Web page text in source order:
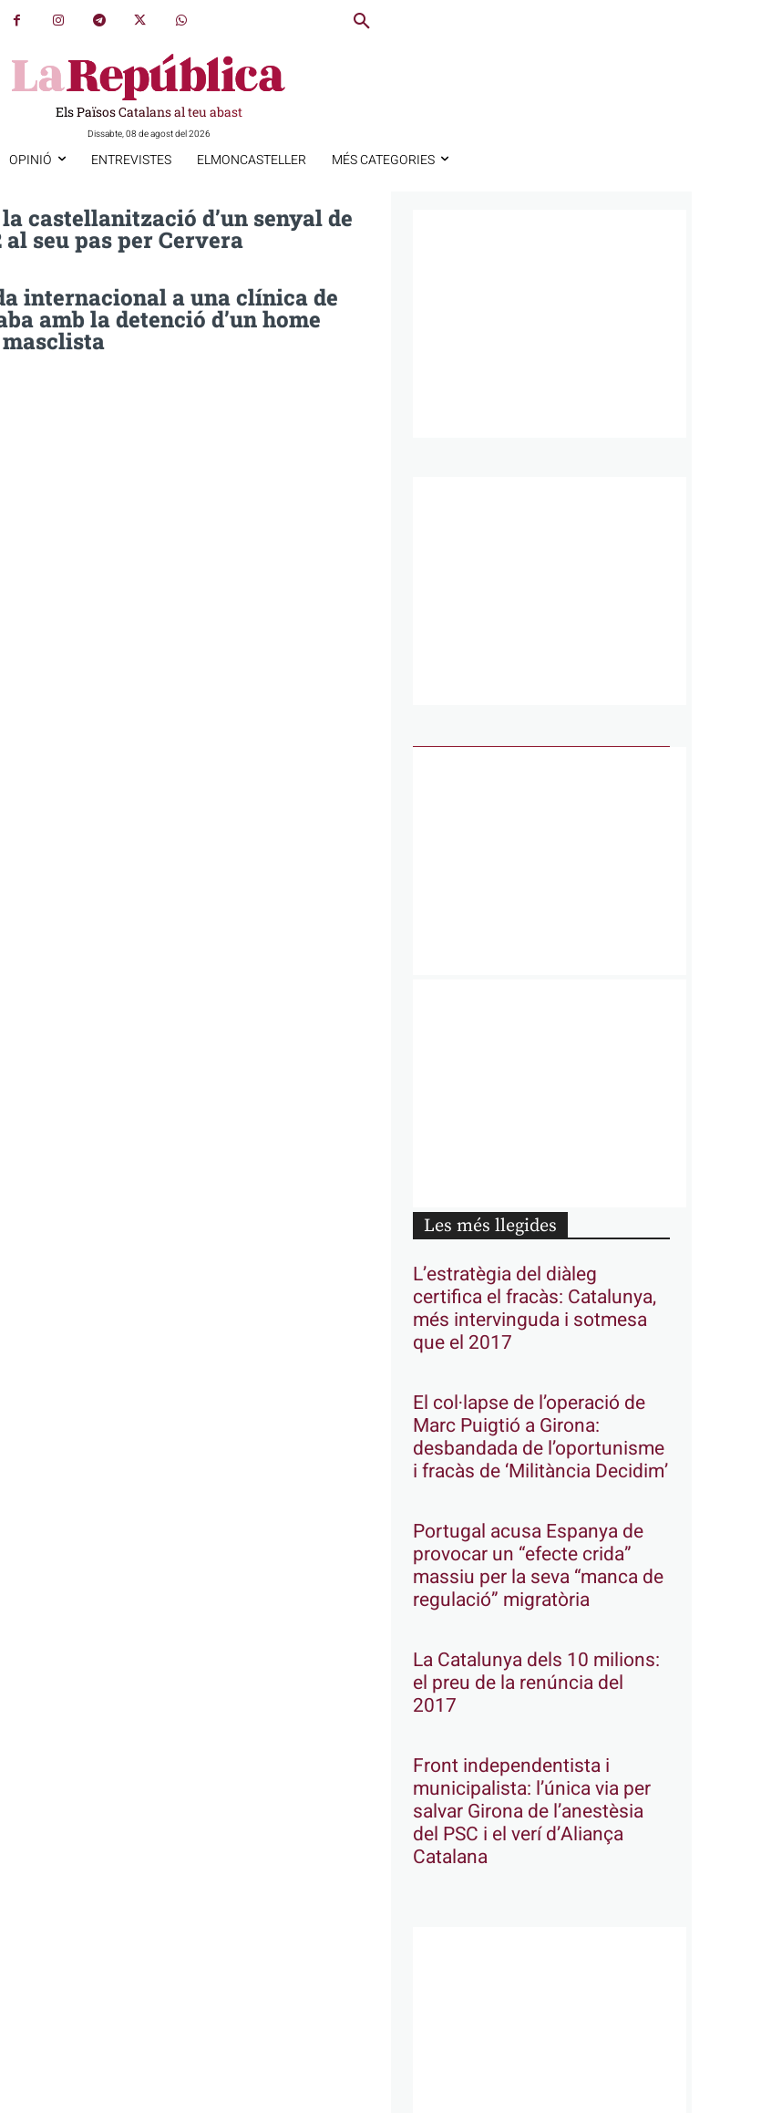
Els Països Catalans al teu abast
Dissabte, 08 de agost del 2026
OPINIÓ ENTREVISTES ELMONCASTELLER MÉS CATEGORIES
castellanització d’un senyal de
seu pas per Cervera
internacional a una clínica de
amb la detenció d’un home
Les més llegides
L’estratègia del diàleg
certifica el fracàs: Catalunya,
més intervinguda i sotmesa
que el 2017
El col·lapse de l’operació de
Marc Puigtió a Girona:
desbandada de l’oportunisme
i fracàs de ‘Militància Decidim’
Portugal acusa Espanya de
provocar un “efecte crida”
massiu per la seva “manca de
regulació” migratòria
La Catalunya dels 10 milions:
el preu de la renúncia del
2017
Front independentista i
municipalista: l’única via per
salvar Girona de l’anestèsia
del PSC i el verí d’Aliança
Catalana